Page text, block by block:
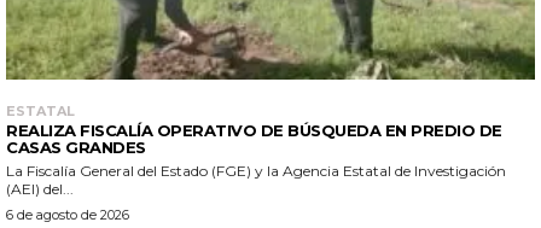
ESTATAL
REALIZA FISCALÍA OPERATIVO DE BÚSQUEDA EN PREDIO DE
CASAS GRANDES
La Fiscalía General del Estado (FGE) y la Agencia Estatal de Investigación
(AEI) del...
6 de agosto de 2026